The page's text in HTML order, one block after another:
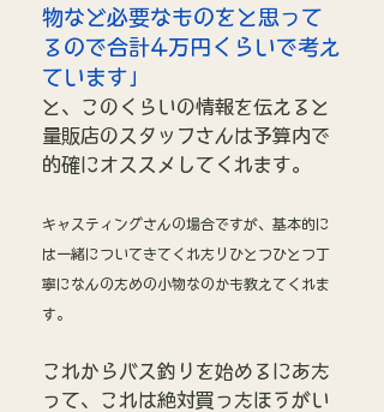
物など必要なものをと思って
るので合計4万円くらいで考え
ています」
と、このくらいの情報を伝えると
量販店のスタッフさんは予算内で
的確にオススメしてくれます。
キャスティングさんの場合ですが、基本的に
は一緒についてきてくれたりひとつひとつ丁
寧になんのための小物なのかも教えてくれま
す。
これからバス釣りを始めるにあた
って、これは絶対買ったほうがい